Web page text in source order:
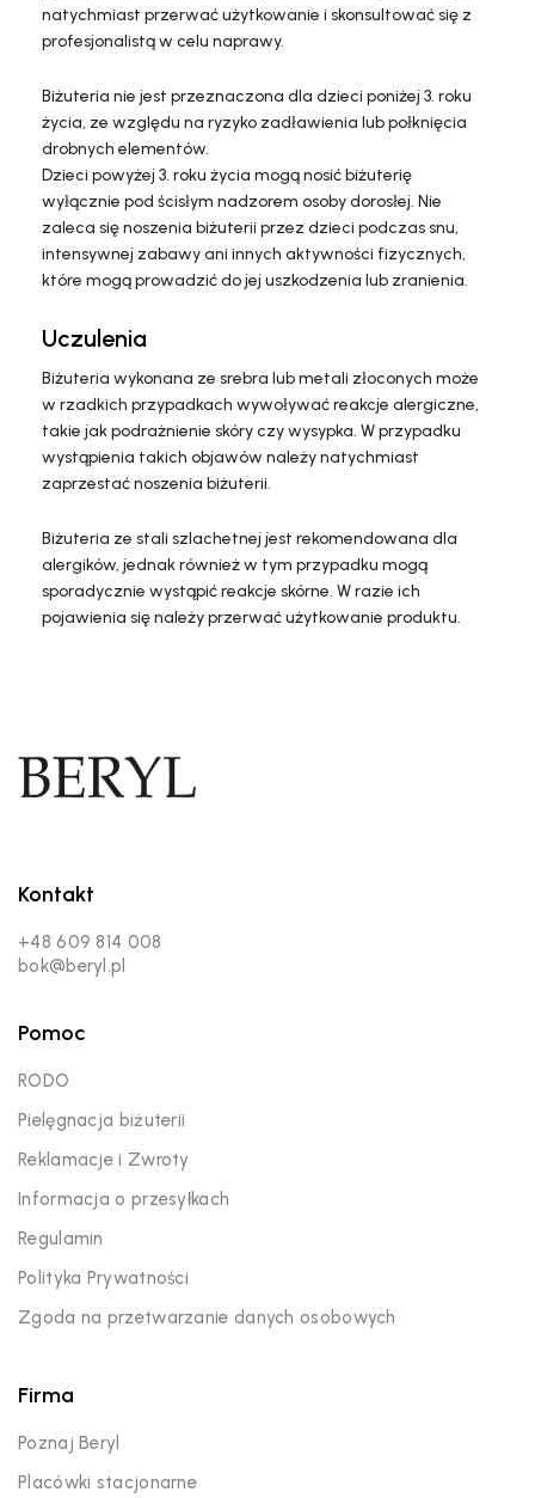
natychmiast przerwać użytkowanie i skonsultować się z
profesjonalistą w celu naprawy.
Biżuteria nie jest przeznaczona dla dzieci poniżej 3. roku
życia, ze względu na ryzyko zadławienia lub połknięcia
drobnych elementów.
Dzieci powyżej 3. roku życia mogą nosić biżuterię
wyłącznie pod ścisłym nadzorem osoby dorosłej. Nie
zaleca się noszenia biżuterii przez dzieci podczas snu,
intensywnej zabawy ani innych aktywności fizycznych,
które mogą prowadzić do jej uszkodzenia lub zranienia.
Uczulenia
Biżuteria wykonana ze srebra lub metali złoconych może
w rzadkich przypadkach wywoływać reakcje alergiczne,
takie jak podrażnienie skóry czy wysypka. W przypadku
wystąpienia takich objawów należy natychmiast
zaprzestać noszenia biżuterii.
Biżuteria ze stali szlachetnej jest rekomendowana dla
alergików, jednak również w tym przypadku mogą
sporadycznie wystąpić reakcje skórne. W razie ich
pojawienia się należy przerwać użytkowanie produktu.
Kontakt
+48 609 814 008
bok@beryl.pl
Pomoc
RODO
Pielęgnacja biżuterii
Reklamacje i Zwroty
Informacja o przesyłkach
Regulamin
Polityka Prywatności
Zgoda na przetwarzanie danych osobowych
Firma
Poznaj Beryl
Placówki stacjonarne